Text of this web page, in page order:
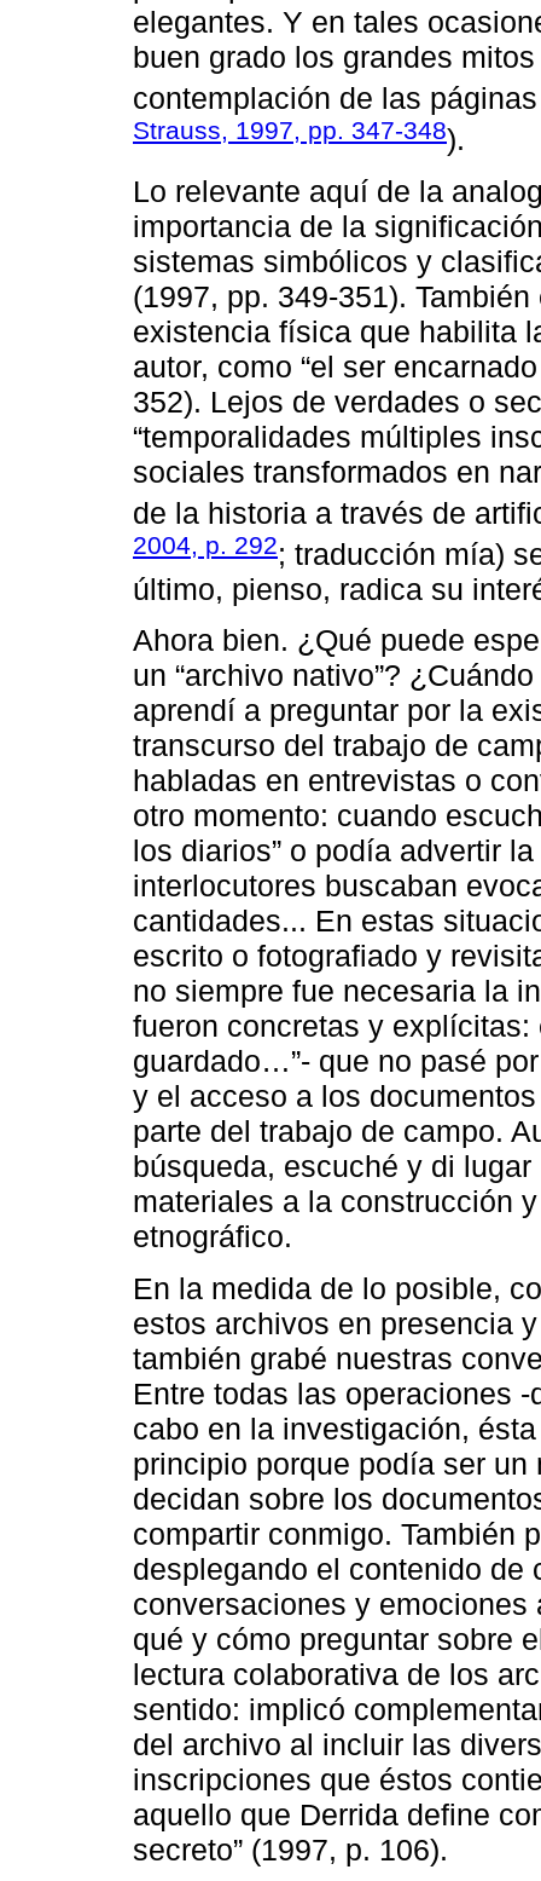
elegantes. Y en tales
buen grado los grandes
contemplación de las
Strauss, 1997, pp. 347-348).
Lo relevante aquí de la
importancia de la
sistemas simbólicos y
(1997, pp. 349-351).
existencia física que habilita
autor, como “el ser
352). Lejos de verdades o
“temporalidades múltiples
sociales transformados en
de la historia a través de
2004, p. 292; traducción mía)
último, pienso, radica su
Ahora bien. ¿Qué puede
un “archivo nativo”?
aprendí a preguntar por la
transcurso del trabajo de
habladas en entrevistas o
otro momento: cuando
los diarios” o podía advertir
interlocutores buscaban
cantidades... En estas
escrito o fotografiado y
no siempre fue necesaria la
fueron concretas y
guardado…”- que no pasé
y el acceso a los
parte del trabajo de campo.
búsqueda, escuché y di
materiales a la construcción
etnográfico.
En la medida de lo posible,
estos archivos en presencia
también grabé nuestras
Entre todas las operaciones
cabo en la investigación,
principio porque podía ser
decidan sobre los
compartir conmigo. También
desplegando el contenido de
conversaciones y
qué y cómo preguntar sobre
lectura colaborativa de los
sentido: implicó
del archivo al incluir las
inscripciones que éstos
aquello que Derrida define
secreto” (1997, p. 106).